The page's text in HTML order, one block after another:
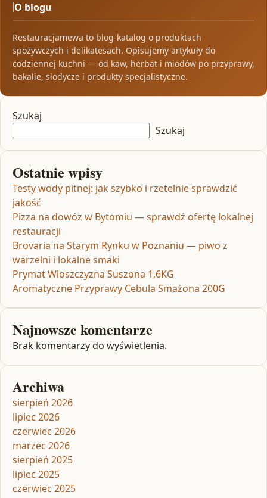
O blogu
Restauracjamewa to blog-katalog o produktach
spożywczych i delikatesach. Opisujemy artykuły do
codziennej kuchni — od kaw, herbat i miodów po przyprawy,
bakalie, słodycze i produkty specjalistyczne.
Szukaj
Szukaj
Ostatnie wpisy
Testy wody pitnej: jak szybko i rzetelnie sprawdzić
jakość
Pizza na dowóz w Bytomiu — sprawdź ofertę lokalnej
restauracji
Brovaria na Starym Rynku w Poznaniu — piwo z
warzelni i lokalne smaki
Prymat Wloszczyzna Suszona 1,6KG
Aromatyczne Przyprawy Cebula Smażona 200G
Najnowsze komentarze
Brak komentarzy do wyświetlenia.
Archiwa
sierpień 2026
lipiec 2026
czerwiec 2026
marzec 2026
sierpień 2025
lipiec 2025
czerwiec 2025